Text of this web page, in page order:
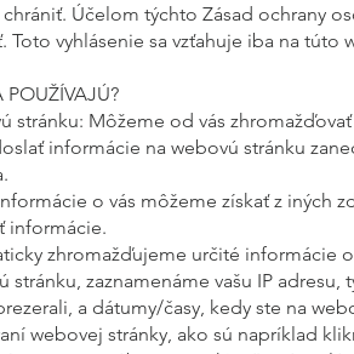
Účelom týchto Zásad ochrany
vyhlásenie sa vzťahuje iba na túto
Môžeme od vás
informácie na webovú stránku
o vás môžeme získať z iných
informácie.
zhromažďujeme určité informácie
zaznamenáme vašu IP
a dátumy/časy, kedy ste na
webovej stránky, ako sú napríklad